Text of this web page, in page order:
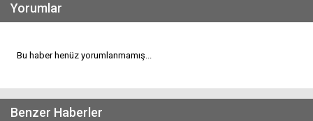
Yorumlar
Bu haber henüz yorumlanmamış...
Benzer Haberler